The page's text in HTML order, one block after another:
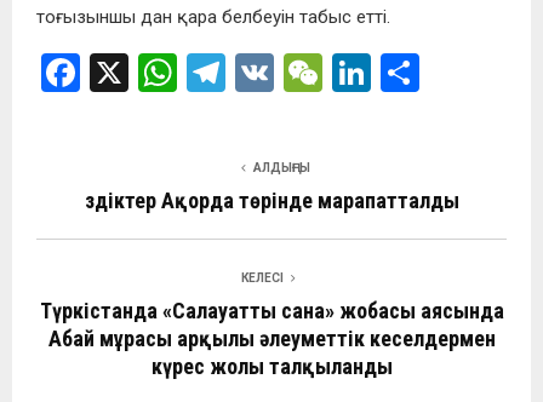
тоғызыншы дан қара белбеуін табыс етті.
F
b
o
k
X
W
s
A
p
T
gr
a
m
V
W
h
at
Li
dI
n
р
а
и
ть
АЛДЫҢҒЫ
Үздіктер Ақорда төрінде марапатталды
КЕЛЕСІ
Түркістанда «Салауатты сана» жобасы аясында
Абай мұрасы арқылы әлеуметтік кеселдермен
күрес жолы талқыланды